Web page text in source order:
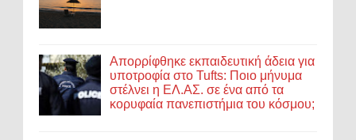
Απορρίφθηκε εκπαιδευτική άδεια για
υποτροφία στο Tufts: Ποιο μήνυμα
στέλνει η ΕΛ.ΑΣ. σε ένα από τα
κορυφαία πανεπιστήμια του κόσμου;